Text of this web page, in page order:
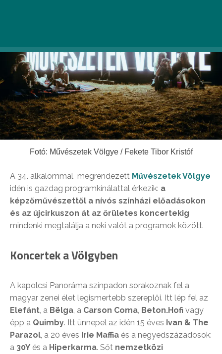
Fotó: Művészetek Völgye / Fekete Tibor Kristóf
A 34. alkalommal megrendezett Művészetek Völgye
idén is gazdag programkínálattal érkezik: a
képzőművészettől a nívós színházi előadásokon
és az újcirkuszon át az őrületes koncertekig
mindenki megtalálja a neki valót a programok között.
Koncertek a Völgyben
A kapolcsi Panoráma színpadon sorakoznak fel a
magyar zenei élet legismertebb szereplői. Itt lép fel az
Elefánt , a Bëlga , a Carson Coma Beton.Hofi vagy
épp a Quimby. Itt ünnepel az idén 15 éves Ivan & The
Parazol , a 20 éves Irie Maffia és a negyedszázadosok:
a 30Y és a Hiperkarma. Sőt nemzetközi